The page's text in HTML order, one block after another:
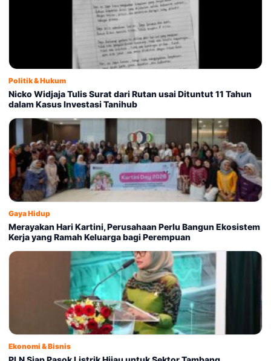
Politik & Hukum
Nicko Widjaja Tulis Surat dari Rutan usai Dituntut 11 Tahun
dalam Kasus Investasi Tanihub
Gaya Hidup
Merayakan Hari Kartini, Perusahaan Perlu Bangun Ekosistem
Kerja yang Ramah Keluarga bagi Perempuan
Ekonomi & Bisnis